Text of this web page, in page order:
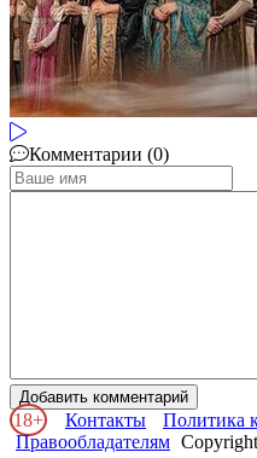
Комментарии (0)
Добавить комментарий
18+ Контакты
Политика
Правообладателям